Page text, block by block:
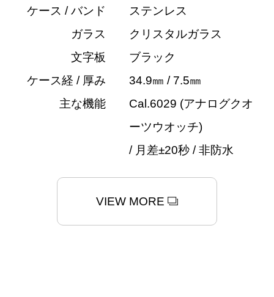
ケース / バンド
ステンレス
ガラス
クリスタルガラス
文字板
ブラック
ケース経 / 厚み
34.9㎜ / 7.5㎜
主な機能
Cal.6029 (アナログクオ
ーツウオッチ)
/ 月差±20秒 / 非防水
VIEW MORE